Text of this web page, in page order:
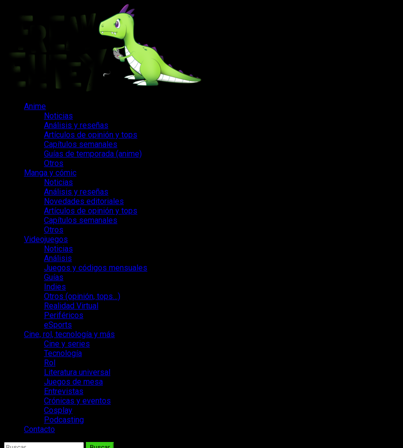
contenido
Anime
Noticias
Análisis y reseñas
Artículos de opinión y tops
Capítulos semanales
Guías de temporada (anime)
Otros
Manga y cómic
Noticias
Análisis y reseñas
Novedades editoriales
Artículos de opinión y tops
Capítulos semanales
Otros
Videojuegos
Noticias
Análisis
Juegos y códigos mensuales
Guías
Indies
Otros (opinión, tops…)
Realidad Virtual
Periféricos
eSports
Cine, rol, tecnología y más
Cine y series
Tecnología
Rol
Literatura universal
Juegos de mesa
Entrevistas
Crónicas y eventos
Cosplay
Podcasting
Contacto